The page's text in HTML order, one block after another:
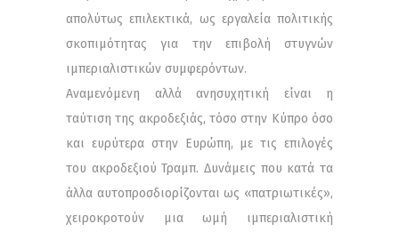
απολύτως επιλεκτικά, ως εργαλεία πολιτικής
σκοπιμότητας για την επιβολή στυγνών
ιμπεριαλιστικών συμφερόντων.
Αναμενόμενη αλλά ανησυχητική είναι η
ταύτιση της ακροδεξιάς, τόσο στην Κύπρο όσο
και ευρύτερα στην Ευρώπη, με τις επιλογές
του ακροδεξιού Τραμπ. Δυνάμεις που κατά τα
άλλα αυτοπροσδιορίζονται ως «πατριωτικές»,
χειροκροτούν μια ωμή ιμπεριαλιστική